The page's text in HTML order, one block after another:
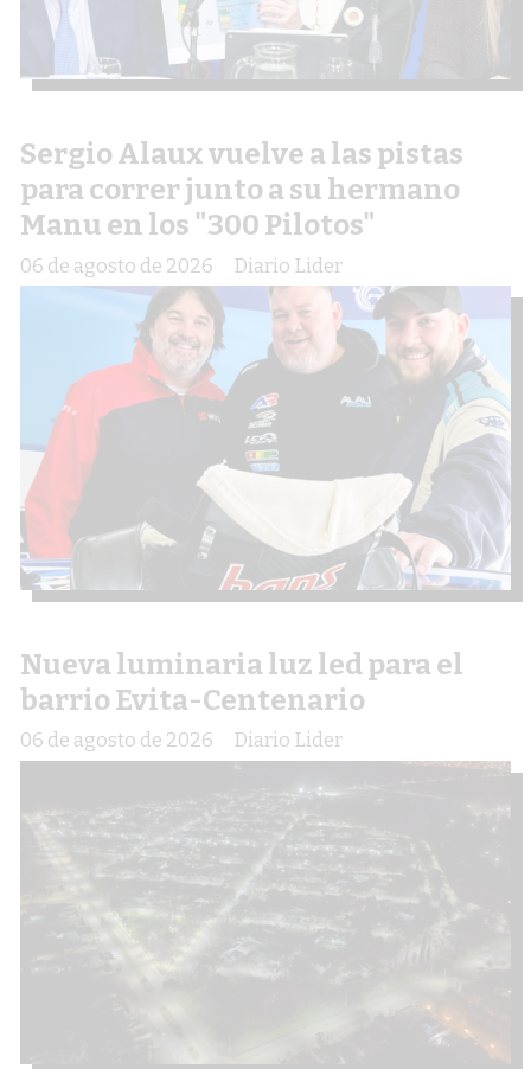
Sergio Alaux vuelve a las pistas
para correr junto a su hermano
Manu en los "300 Pilotos"
Diario Lider
06 de agosto de 2026
Nueva luminaria luz led para el
barrio Evita-Centenario
Diario Lider
06 de agosto de 2026